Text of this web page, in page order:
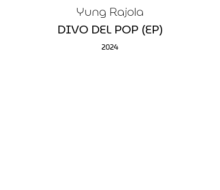
Yung Rajola
DIVO DEL POP (EP)
2024